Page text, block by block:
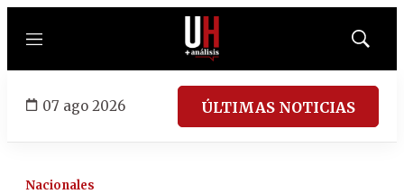
Menú
Mostrar
07 ago 2026 ÚLTIMAS NOTICIAS
Nacionales